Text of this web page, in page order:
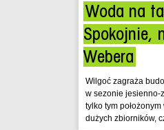
Woda na
Spokojnie,
Webera
Wilgoć zagraża
w sezonie jesienno-
tylko tym
dużych zbiorników,